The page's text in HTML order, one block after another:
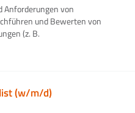
Anforderungen von
und Bewerten von
(z. B.
(w/m/d)